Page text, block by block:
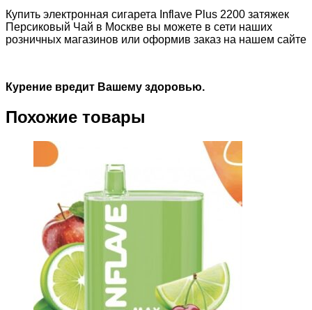
Купить электронная сигарета Inflave Plus 2200 затяжек
Персиковый Чай в Москве вы можете в сети наших
розничных магазинов или оформив заказ на нашем сайте
Курение вредит Вашему здоровью.
Похожие товары